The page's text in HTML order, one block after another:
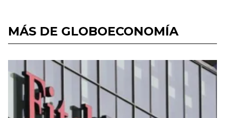
MÁS DE GLOBOECONOMÍA